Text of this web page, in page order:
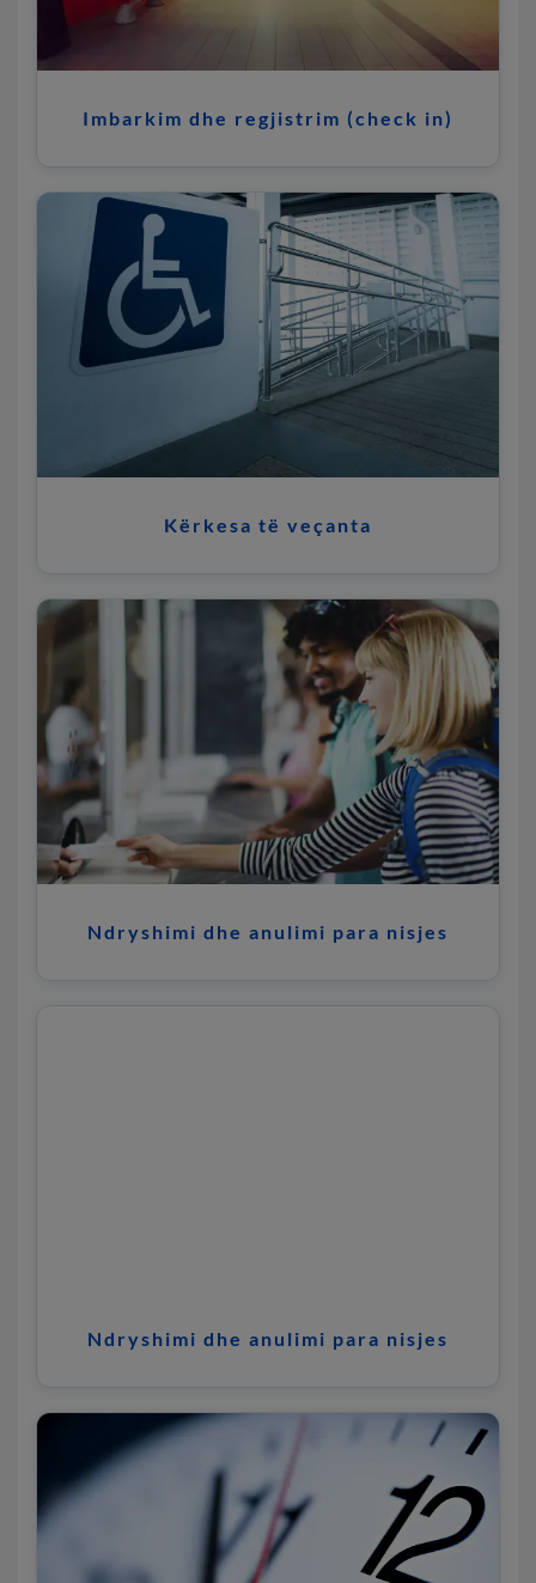
Imbarkim dhe regjistrim (check in)
Kërkesa të veçanta
Ndryshimi dhe anulimi para nisjes
Ndryshimi dhe anulimi para nisjes